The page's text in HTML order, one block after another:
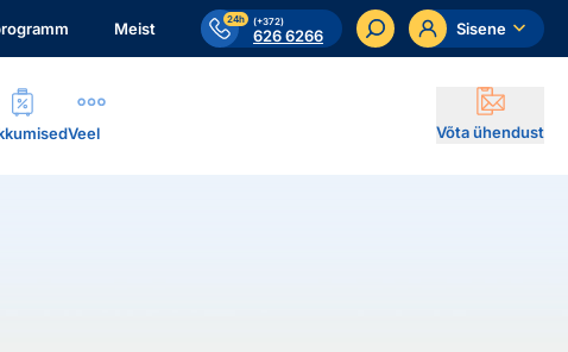
Meist 24h (+372)
626 6266 Sisene
Veel Võta ühendust